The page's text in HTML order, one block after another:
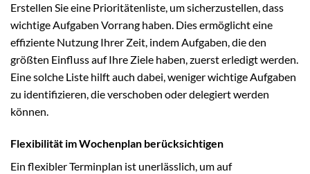
Erstellen Sie eine Prioritätenliste, um sicherzustellen, dass
wichtige Aufgaben Vorrang haben. Dies ermöglicht eine
effiziente Nutzung Ihrer Zeit, indem Aufgaben, die den
größten Einfluss auf Ihre Ziele haben, zuerst erledigt werden.
Eine solche Liste hilft auch dabei, weniger wichtige Aufgaben
zu identifizieren, die verschoben oder delegiert werden
können.
Flexibilität im Wochenplan berücksichtigen
Ein flexibler Terminplan ist unerlässlich, um auf